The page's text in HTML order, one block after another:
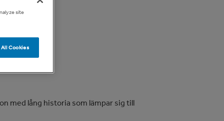
med lång historia som lämpar sig till
site
Cookies